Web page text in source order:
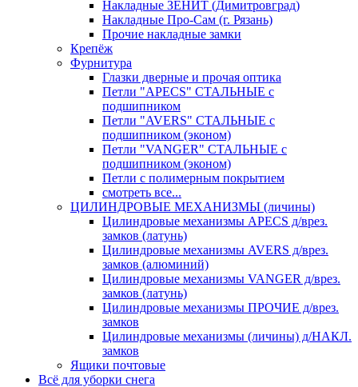
Накладные ЗЕНИТ (Димитровград)
Накладные Про-Сам (г. Рязань)
Прочие накладные замки
Крепёж
Фурнитура
Глазки дверные и прочая оптика
Петли "APECS" СТАЛЬНЫЕ с
подшипником
Петли "AVERS" СТАЛЬНЫЕ с
подшипником (эконом)
Петли "VANGER" СТАЛЬНЫЕ с
подшипником (эконом)
Петли с полимерным покрытием
смотреть все...
ЦИЛИНДРОВЫЕ МЕХАНИЗМЫ (личины)
Цилиндровые механизмы APECS д/врез.
замков (латунь)
Цилиндровые механизмы AVERS д/врез.
замков (алюминий)
Цилиндровые механизмы VANGER д/врез.
замков (латунь)
Цилиндровые механизмы ПРОЧИЕ д/врез.
замков
Цилиндровые механизмы (личины) д/НАКЛ.
замков
Ящики почтовые
Всё для уборки снега